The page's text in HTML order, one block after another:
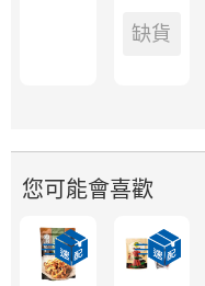
缺貨
您可能會喜歡